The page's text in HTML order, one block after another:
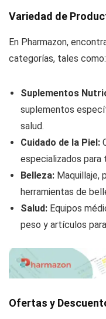
Variedad de
En Pharmazon,
categorías, tales como:
Suplementos
suplementos
salud.
Cuidado de la Piel:
especializados
Belleza: Maquillaje,
herramientas de
Salud: Equipos
peso y artículos
Ofertas y